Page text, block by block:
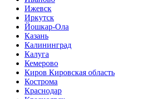
Ижевск
Иркутск
Йошкар-Ола
Казань
Калининград
Калуга
Кемерово
Киров Кировская область
Кострома
Краснодар